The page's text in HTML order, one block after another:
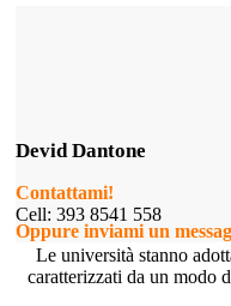
Devid Dantone
Contattami!
Cell: 393 8541 558
Oppure inviami un
Le università stanno
caratterizzati da un modo